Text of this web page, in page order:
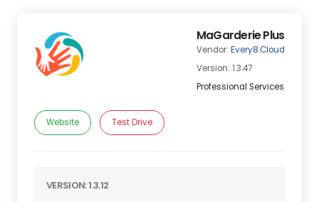
MaGarderie Plus
Vendor: Every8.Cloud
Version: 1.3.47
Professional Services
Website Test Drive
VERSION: 1.3.12